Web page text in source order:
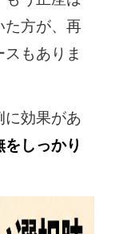
方が、再
もありま
に効果があ
しっかり